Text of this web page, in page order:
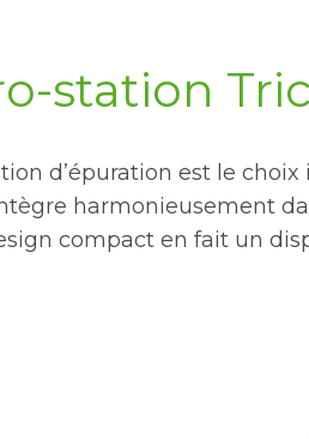
station
d’épuration est le
harmonieusement
compact en fait un